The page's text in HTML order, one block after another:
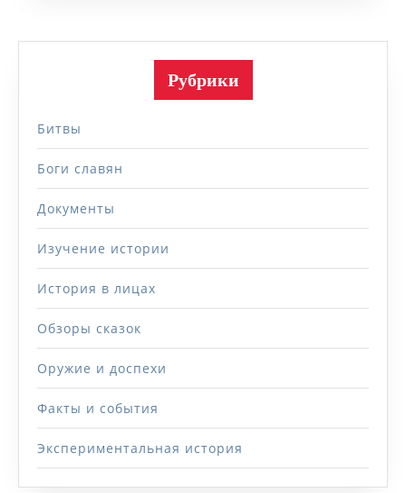
Рубрики
Битвы
Боги славян
Документы
Изучение истории
История в лицах
Обзоры сказок
Оружие и доспехи
Факты и события
Экспериментальная история